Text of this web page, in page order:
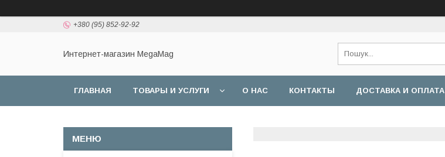
+380 (95) 852-92-92
Интернет-магазин MegaMag
ГЛАВНАЯ ТОВАРЫ И УСЛУГИ О НАС КОНТАКТЫ ДОСТАВКА И ОПЛАТА